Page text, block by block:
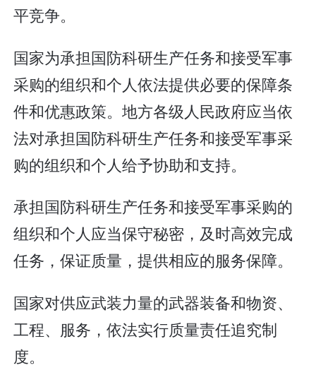
平竞争。
国家为承担国防科研生产任务和接受军事
采购的组织和个人依法提供必要的保障条
件和优惠政策。地方各级人民政府应当依
法对承担国防科研生产任务和接受军事采
购的组织和个人给予协助和支持。
承担国防科研生产任务和接受军事采购的
组织和个人应当保守秘密，及时高效完成
任务，保证质量，提供相应的服务保障。
国家对供应武装力量的武器装备和物资、
工程、服务，依法实行质量责任追究制
度。